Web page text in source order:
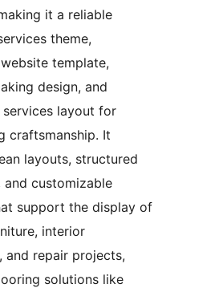
it a reliable
theme,
template,
design, and
layout for
craftsmanship. It
layouts, structured
and customizable
support the display of
interior
and repair projects,
solutions like